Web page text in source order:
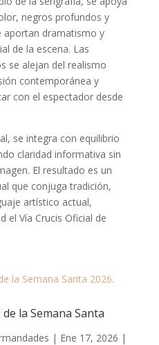
negros profundos y
aportan dramatismo y
de la escena. Las
se alejan del realismo
contemporánea y
con el espectador desde
se integra con equilibrio
claridad informativa sin
El resultado es un
que conjuga tradición,
artístico actual,
el Vía Crucis Oficial de
la Semana Santa
| Ene 17, 2026 |